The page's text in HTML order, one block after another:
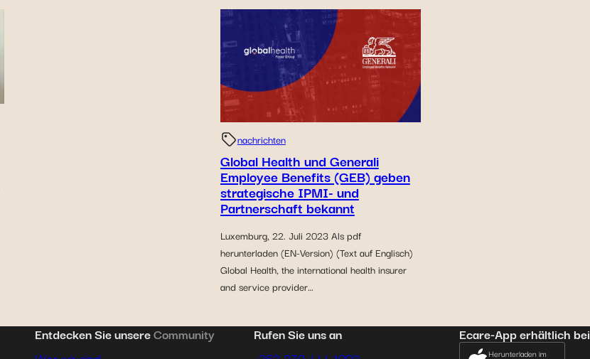
nachrichten
Global Health und Generali
Employee Benefits (GEB) geben
strategische IPMI- und
Partnerschaft bekannt
Luxemburg, 22. Juli 2023 Als pdf
herunterladen (EN-Version) (Text auf Englisch)
Global Health, the international health insurer
and service provider…
Entdecken Sie unsereCommunity
Rufen Sie uns an
Ecare-App erhältlich bei
Herunterladen im